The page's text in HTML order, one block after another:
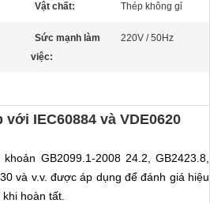
Vật chất: Thép không gỉ
Sức mạnh làm
việc:
220V / 50Hz
IEC60884 và VDE0620
GB2099.1-2008 24.2, GB2423.8,
và v.v. được áp dụng để đánh giá hiệu
hoàn tất.